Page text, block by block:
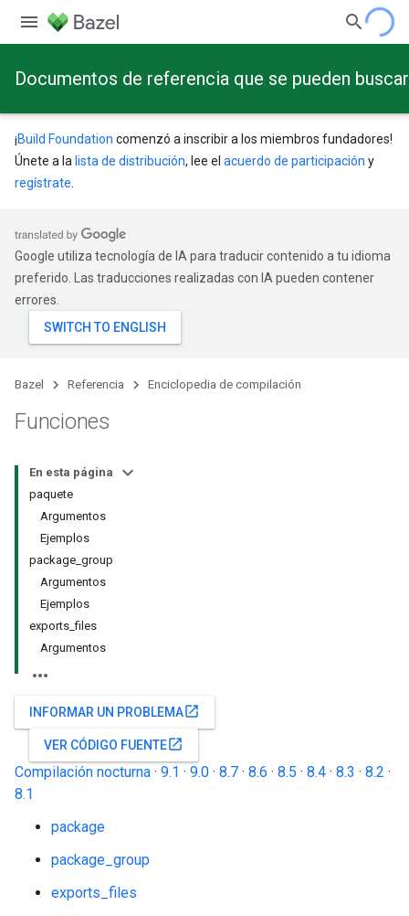
Documentos de referencia que se pueden
¡Build Foundation comenzó a inscribir a los miembros fundadores!
Únete a la lista de distribución, lee el acuerdo de participación y
regístrate
Google utiliza tecnología de IA para traducir contenido a tu idioma
preferido. Las traducciones realizadas con IA pueden contener
errores.
Bazel Referencia Enciclopedia de compilación
Funciones
En esta página
paquete
Argumentos
Ejemplos
package_group
Argumentos
Ejemplos
exports_files
Argumentos
INFORMAR UN PROBLEMAopen_in_new
VER CÓDIGO FUENTEopen_in_new
Compilación nocturna · 9.1 · 9.0 · 8.7 · 8.6 · 8.5 · 8.4 · 8.3 · 8.2 ·
8.1
package
package_group
exports_files